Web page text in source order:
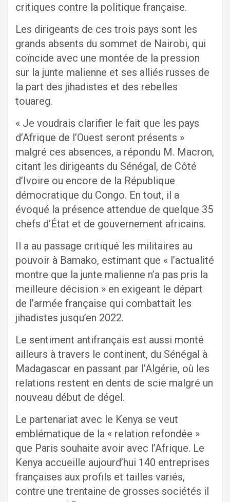
critiques contre la politique française.
Les dirigeants de ces trois pays sont les
grands absents du sommet de Nairobi, qui
coïncide avec une montée de la pression
sur la junte malienne et ses alliés russes de
la part des jihadistes et des rebelles
touareg.
« Je voudrais clarifier le fait que les pays
d’Afrique de l’Ouest seront présents »
malgré ces absences, a répondu M. Macron,
citant les dirigeants du Sénégal, de Côté
d’Ivoire ou encore de la République
démocratique du Congo. En tout, il a
évoqué la présence attendue de quelque 35
chefs d’État et de gouvernement africains.
Il a au passage critiqué les militaires au
pouvoir à Bamako, estimant que « l’actualité
montre que la junte malienne n’a pas pris la
meilleure décision » en exigeant le départ
de l’armée française qui combattait les
jihadistes jusqu’en 2022.
Le sentiment antifrançais est aussi monté
ailleurs à travers le continent, du Sénégal à
Madagascar en passant par l’Algérie, où les
relations restent en dents de scie malgré un
nouveau début de dégel.
Le partenariat avec le Kenya se veut
emblématique de la « relation refondée »
que Paris souhaite avoir avec l’Afrique. Le
Kenya accueille aujourd’hui 140 entreprises
françaises aux profils et tailles variés,
contre une trentaine de grosses sociétés il